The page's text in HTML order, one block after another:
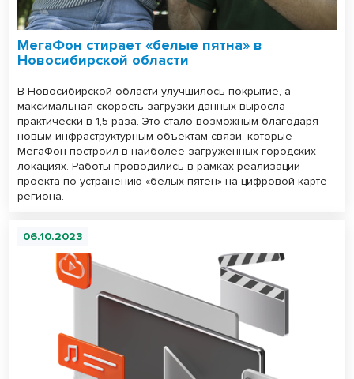
МегаФон стирает «белые пятна» в
Новосибирской области
В Новосибирской области улучшилось покрытие, а
максимальная скорость загрузки данных выросла
практически в 1,5 раза. Это стало возможным благодаря
новым инфраструктурным объектам связи, которые
МегаФон построил в наиболее загруженных городских
локациях. Работы проводились в рамках реализации
проекта по устранению «белых пятен» на цифровой карте
региона.
06.10.2023